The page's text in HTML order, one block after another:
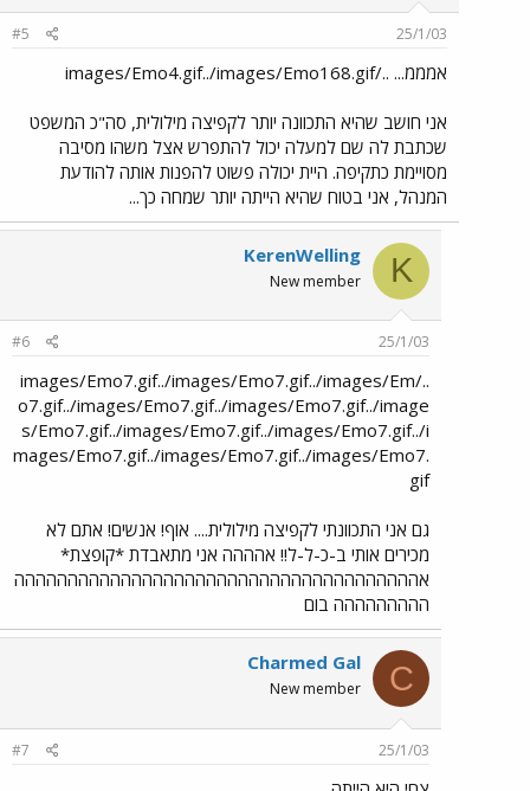
25/1/03
#5
אמממ... ../images/Emo4.gif../images/Emo168.gif
אני חושב שהיא התכוונה יותר לקפיצה מילולית, סה"כ המשפט
שכתבת לה שם למעלה יכול להתפרש אצל משהו מסיבה
מסויימת כתקיפה. היית יכולה פשוט להפנות אותה להודעת
המנהל, אני בטוח שהיא הייתה יותר שמחה כך...
K
KerenWelling
New member
25/1/03
#6
../images/Emo7.gif../images/Emo7.gif../images/Em
o7.gif../images/Emo7.gif../images/Emo7.gif../image
s/Emo7.gif../images/Emo7.gif../images/Emo7.gif../i
mages/Emo7.gif../images/Emo7.gif../images/Emo7.
gif
גם אני התכוונתי לקפיצה מילולית.... אוף! אנשים! אתם לא
מכירים אותי ב-כ-ל-ל!! אהההה אני מתאבדת *קופצת*
אהההההההההההההההההההההההההההההההההההההה
ההההההההה בום
C
Charmed Gal
New member
25/1/03
#7